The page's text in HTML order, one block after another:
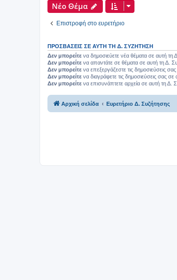
Νέο Θέμα
Επιστροφή στο ευρετήριο
ΠΡΟΣΒΆΣΕΙΣ ΣΕ ΑΥΤΉ ΤΗ Δ. ΣΥΖΉΤΗΣΗ
Δεν μπορείτε να δημοσιεύετε νέα θέματα σε αυτή τη
Δεν μπορείτε να απαντάτε σε θέματα σε αυτή τη Δ.
Δεν μπορείτε να επεξεργάζεστε τις δημοσιεύσεις
Δεν μπορείτε να διαγράφετε τις δημοσιεύσεις σας
Δεν μπορείτε να επισυνάπτετε αρχεία σε αυτή τη Δ.
Αρχική σελίδα Ευρετήριο Δ. Συζήτησης